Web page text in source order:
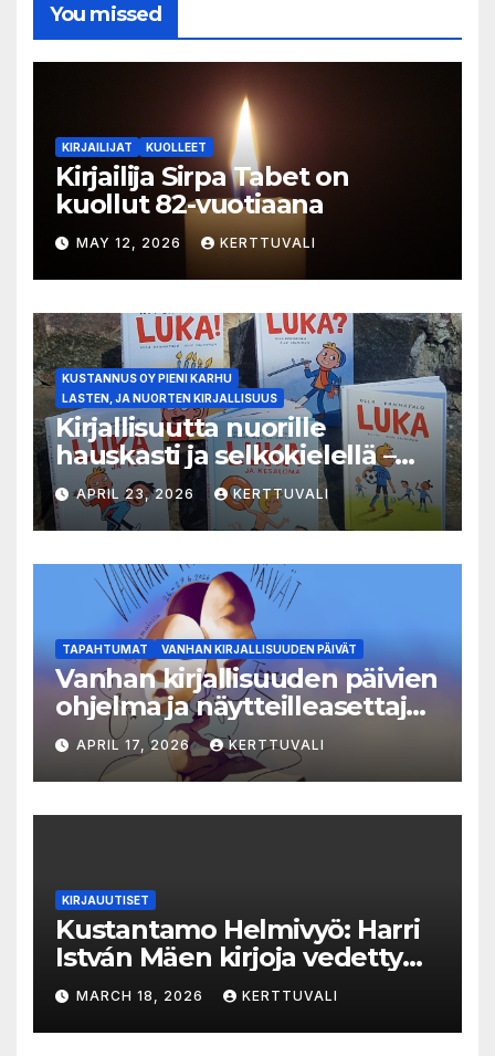
You missed
KIRJAILIJAT KUOLLEET
Kirjailija Sirpa Tabet on
kuollut 82-vuotiaana
MAY 12, 2026 KERTTUVALI
KUSTANNUS OY PIENI KARHU
LASTEN, JA NUORTEN KIRJALLISUUS
Kirjallisuutta nuorille
hauskasti ja selkokielellä –
Luka-sarjasta viides osa
APRIL 23, 2026 KERTTUVALI
TAPAHTUMAT VANHAN KIRJALLISUUDEN PÄIVÄT
Vanhan kirjallisuuden päivien
ohjelma ja näytteilleasettajat
julkistettu
APRIL 17, 2026 KERTTUVALI
KIRJAUUTISET
Kustantamo Helmivyö: Harri
István Mäen kirjoja vedetty
myynnistä
MARCH 18, 2026 KERTTUVALI